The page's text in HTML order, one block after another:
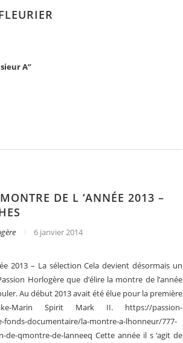
A”
DE L ‘ANNÉE 2013 –
6 janvier 2014
2013 – La sélection Cela devient désormais un
Horlogère que d’élire la montre de l’année
Au début 2013 avait été élue pour la première
Marin Spirit Mark II. https://passion-
fonds-documentaire/la-montre-a-lhonneur/777-
de-qmontre-de-lanneeq Cette année il s ‘agit de